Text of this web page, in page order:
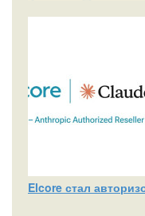
Elcore стал